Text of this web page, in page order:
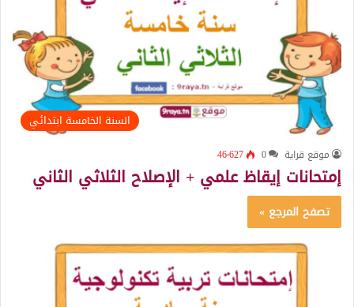
السنة الخامسة ابتدائي
موقع قراية 0 46٬627
إمتحانات إيقاظ علمي + الإصلاح الثلاثي الثاني
تصفح المرجع »